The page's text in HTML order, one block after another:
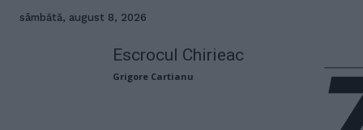
sâmbătă, august 8, 2026
Escrocul Chirieac
Grigore Cartianu